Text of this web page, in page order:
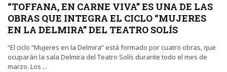
“TOFFANA, EN CARNE VIVA” ES UNA DE LAS
OBRAS QUE INTEGRA EL CICLO “MUJERES
EN LA DELMIRA” DEL TEATRO SOLÍS
“El ciclo “Mujeres en la Delmira” está formado por cuatro obras, que
ocuparán la sala Delmira del Teatro Solís durante todo el mes de
marzo. Los ...